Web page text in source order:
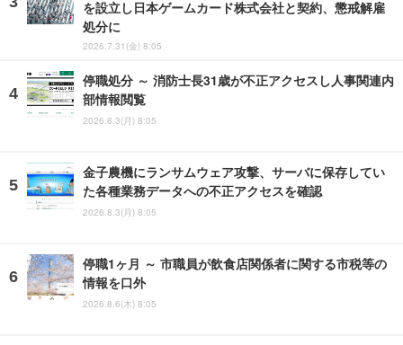
を設立し日本ゲームカード株式会社と契約、懲戒解雇
処分に
2026.7.31(金) 8:05
停職処分 ～ 消防士長31歳が不正アクセスし人事関連内
部情報閲覧
2026.8.3(月) 8:05
金子農機にランサムウェア攻撃、サーバに保存してい
た各種業務データへの不正アクセスを確認
2026.8.3(月) 8:05
停職1ヶ月 ～ 市職員が飲食店関係者に関する市税等の
情報を口外
2026.8.6(木) 8:05